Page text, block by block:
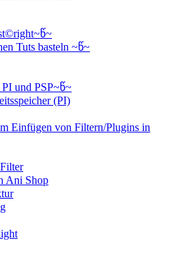
Tuts basteln ~წ~
und PSP~წ~
(PI)
Einfügen von Filtern/Plugins in
Ani Shop